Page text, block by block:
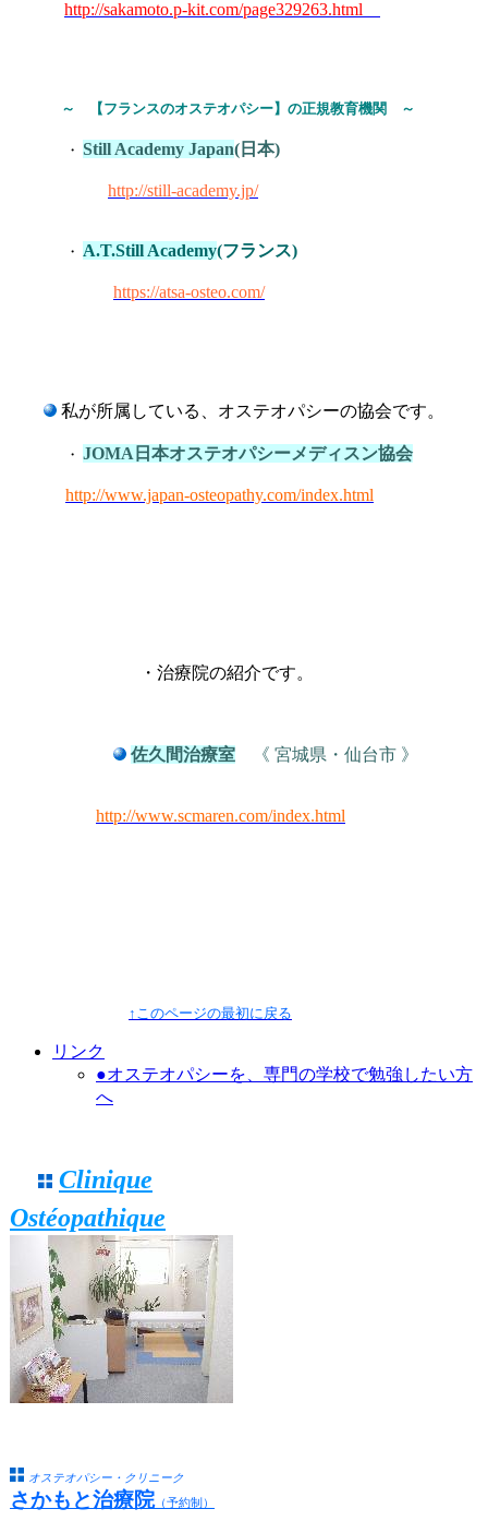
http://sakamoto.p-kit.com/page329263.html
～ 【フランスのオステオパシー】の正規教育機関 ～
・ Still Academy Japan(日本)
http://still-academy.jp/
・ A.T.Still Academy(フランス)
https://atsa-osteo.com/
私が所属している、オステオパシーの協会です。
・ JOMA日本オステオパシーメディスン協会
http://www.japan-osteopathy.com/index.html
・治療院の紹介です。
佐久間治療室 《 宮城県・仙台市 》
http://www.scmaren.com/index.html
↑このページの最初に戻る
リンク
●オステオパシーを、専門の学校で勉強したい方
へ
Clinique
Ostéopathique
オステオパシー・クリニーク
さかもと治療院（予約制）